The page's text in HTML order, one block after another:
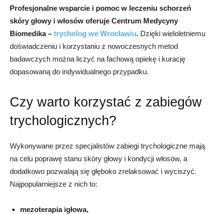
Profesjonalne wsparcie i pomoc w leczeniu schorzeń
skóry głowy i włosów oferuje Centrum Medycyny
Biomedika – trycholog we Wrocławiu. Dzięki wieloletniemu
doświadczeniu i korzystaniu z nowoczesnych metod
badawczych można liczyć na fachową opiekę i kurację
dopasowaną do indywidualnego przypadku.
Czy warto korzystać z zabiegów
trychologicznych?
Wykonywane przez specjalistów zabiegi trychologiczne mają
na celu poprawę stanu skóry głowy i kondycji włosów, a
dodatkowo pozwalają się głęboko zrelaksować i wyciszyć.
Najpopularniejsze z nich to:
mezoterapia igłowa,